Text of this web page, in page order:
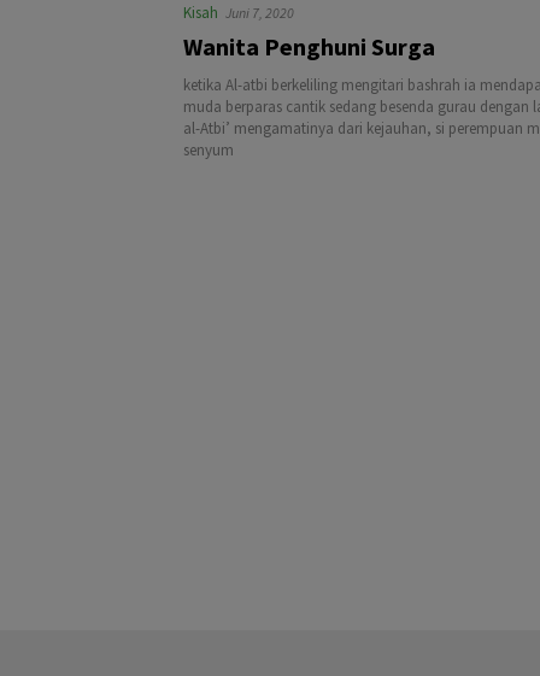
Kisah Juni 7, 2020
Wanita Penghuni Surga
ketika Al-atbi berkeliling mengitari bashrah ia
muda berparas cantik sedang besenda gurau dengan
al-Atbi’ mengamatinya dari kejauhan, si perempuan
senyum